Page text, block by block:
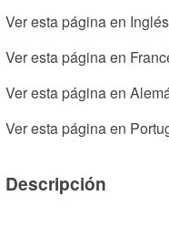
Ver esta página en
Ver esta página en
Ver esta página en
Ver esta página en
Descripción